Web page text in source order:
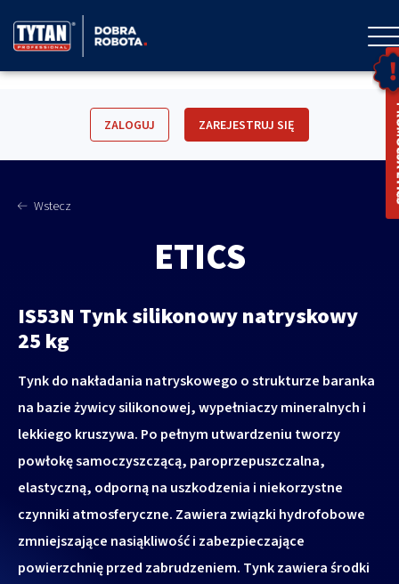
ZALOGUJ ZAREJESTRUJ SIĘ
Wstecz
ETICS
IS53N Tynk silikonowy natryskowy
25 kg
Tynk do nakładania natryskowego o strukturze baranka
na bazie żywicy silikonowej, wypełniaczy mineralnych i
lekkiego kruszywa. Po pełnym utwardzeniu tworzy
powłokę samoczyszczącą, paroprzepuszczalna,
elastyczną, odporną na uszkodzenia i niekorzystne
czynniki atmosferyczne. Zawiera związki hydrofobowe
zmniejszające nasiąkliwość i zabezpieczające
powierzchnię przed zabrudzeniem. Tynk zawiera środki